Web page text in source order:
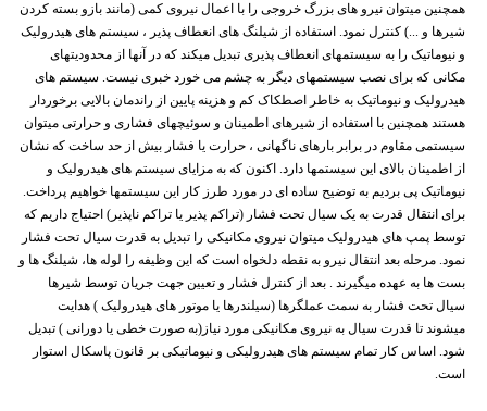
همچنین میتوان نیرو های بزرگ خروجی را با اعمال نیروی کمی (مانند بازو بسته کردن
شیرها و ...) کنترل نمود. استفاده از شیلنگ های انعطاف پذیر ، سیستم های هیدرولیک
و نیوماتیک را به سیستمهای انعطاف پذیری تبدیل میکند که در آنها از محدودیتهای
مکانی که برای نصب سیستمهای دیگر به چشم می خورد خبری نیست. سیستم های
هیدرولیک و نیوماتیک به خاطر اصطکاک کم و هزینه پایین از راندمان بالایی برخوردار
هستند همچنین با استفاده از شیرهای اطمینان و سوئیچهای فشاری و حرارتی میتوان
سیستمی مقاوم در برابر بارهای ناگهانی ، حرارت یا فشار بیش از حد ساخت که نشان
از اطمینان بالای این سیستمها دارد. اکنون که به مزایای سیستم های هیدرولیک و
نیوماتیک پی بردیم به توضیح ساده ای در مورد طرز کار این سیستمها خواهیم پرداخت.
برای انتقال قدرت به یک سیال تحت فشار (تراکم پذیر یا تراکم ناپذیر) احتیاج داریم که
توسط پمپ های هیدرولیک میتوان نیروی مکانیکی را تبدیل به قدرت سیال تحت فشار
نمود. مرحله بعد انتقال نیرو به نقطه دلخواه است که این وظیفه را لوله ها، شیلنگ ها و
بست ها به عهده میگیرند . بعد از کنترل فشار و تعیین جهت جریان توسط شیرها
سیال تحت فشار به سمت عملگرها (سیلندرها یا موتور های هیدرولیک ) هدایت
میشوند تا قدرت سیال به نیروی مکانیکی مورد نیاز(به صورت خطی یا دورانی ) تبدیل
شود. اساس کار تمام سیستم های هیدرولیکی و نیوماتیکی بر قانون پاسکال استوار
است.